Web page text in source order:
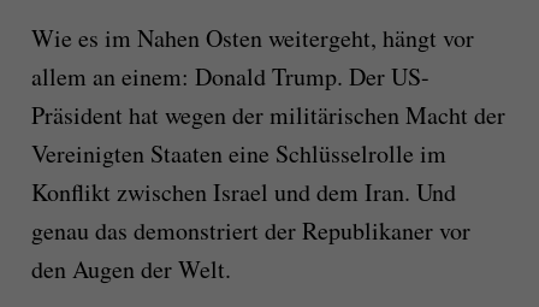
Wie es im Nahen Osten weitergeht, hängt vor
allem an einem: Donald Trump. Der US-
Präsident hat wegen der militärischen Macht der
Vereinigten Staaten eine Schlüsselrolle im
Konflikt zwischen Israel und dem Iran. Und
genau das demonstriert der Republikaner vor
den Augen der Welt.